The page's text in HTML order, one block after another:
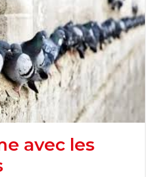
avec les